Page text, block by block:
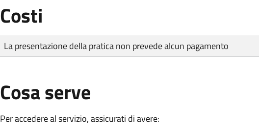
Costi
Tipo di pagamento
Importo
La presentazione della pratica non prevede alcun pagamento
Cosa serve
Per accedere al servizio, assicurati di avere: